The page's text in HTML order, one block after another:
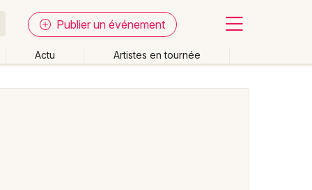
Publier un événement
Actu Artistes en tournée